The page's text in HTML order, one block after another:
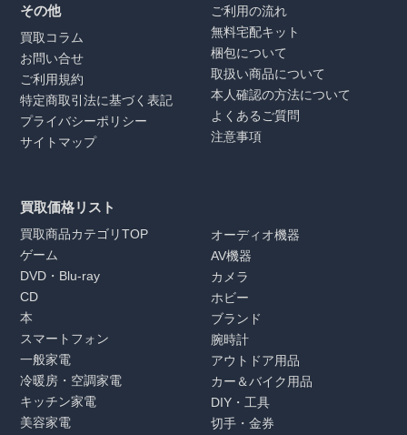
その他
買取コラム
お問い合せ
ご利用規約
特定商取引法に基づく表記
プライバシーポリシー
サイトマップ
ご利用の流れ
無料宅配キット
梱包について
取扱い商品について
本人確認の方法について
よくあるご質問
注意事項
買取価格リスト
買取商品カテゴリTOP
ゲーム
DVD・Blu-ray
CD
本
スマートフォン
一般家電
冷暖房・空調家電
キッチン家電
美容家電
オーディオ機器
AV機器
カメラ
ホビー
ブランド
腕時計
アウトドア用品
カー＆バイク用品
DIY・工具
切手・金券